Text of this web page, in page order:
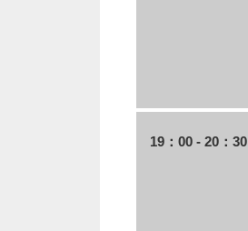
19：00 - 20：30